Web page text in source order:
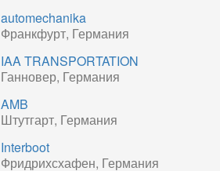
automechanika
Франкфурт, Германия
IAA TRANSPORTATION
Ганновер, Германия
AMB
Штутгарт, Германия
Interboot
Фридрихсхафен, Германия